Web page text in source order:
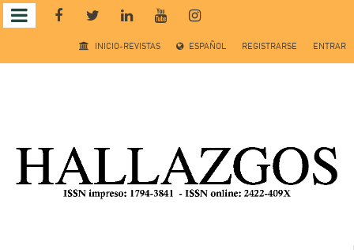
Salto
rápido
INICIO-REVISTAS ESPAÑOL REGISTRARSE ENTRAR